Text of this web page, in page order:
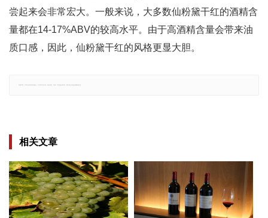
尝起来会非常宏大。一般来说，大多数仙粉黛干红的酒精含
量都在14-17%ABV的较高水平。由于高酒精含量会带来油
质口感，因此，仙粉黛干红的风格更显大胆。
相关文章